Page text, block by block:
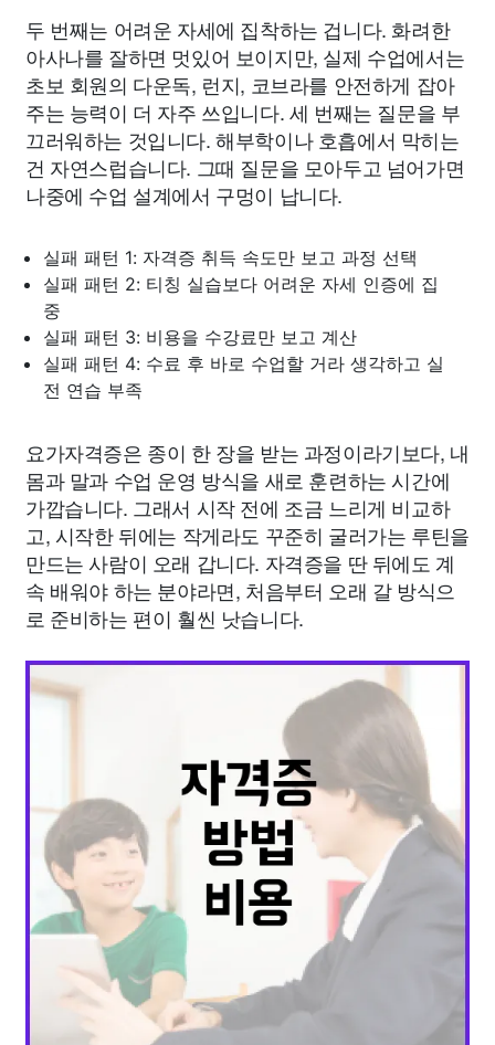
두 번째는 어려운 자세에 집착하는 겁니다. 화려한
아사나를 잘하면 멋있어 보이지만, 실제 수업에서는
초보 회원의 다운독, 런지, 코브라를 안전하게 잡아
주는 능력이 더 자주 쓰입니다. 세 번째는 질문을 부
끄러워하는 것입니다. 해부학이나 호흡에서 막히는
건 자연스럽습니다. 그때 질문을 모아두고 넘어가면
나중에 수업 설계에서 구멍이 납니다.
실패 패턴 1: 자격증 취득 속도만 보고 과정 선택
실패 패턴 2: 티칭 실습보다 어려운 자세 인증에 집
중
실패 패턴 3: 비용을 수강료만 보고 계산
실패 패턴 4: 수료 후 바로 수업할 거라 생각하고 실
전 연습 부족
요가자격증은 종이 한 장을 받는 과정이라기보다, 내
몸과 말과 수업 운영 방식을 새로 훈련하는 시간에
가깝습니다. 그래서 시작 전에 조금 느리게 비교하
고, 시작한 뒤에는 작게라도 꾸준히 굴러가는 루틴을
만드는 사람이 오래 갑니다. 자격증을 딴 뒤에도 계
속 배워야 하는 분야라면, 처음부터 오래 갈 방식으
로 준비하는 편이 훨씬 낫습니다.